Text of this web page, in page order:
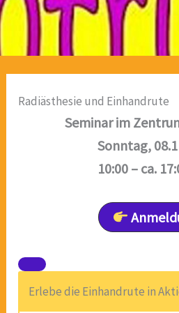
Zum
Inhalt
springen
Radiästhesie und Einhandrute
Seminar im
Sonntag,
10:00 – ca.
Erlebe die Einhandrute in